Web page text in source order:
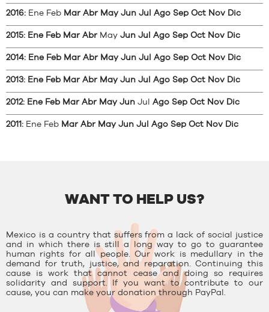
2016: Ene Feb Mar Abr May Jun Jul Ago Sep Oct Nov Dic
2015: Ene Feb Mar Abr May Jun Jul Ago Sep Oct Nov Dic
2014: Ene Feb Mar Abr May Jun Jul Ago Sep Oct Nov Dic
2013: Ene Feb Mar Abr May Jun Jul Ago Sep Oct Nov Dic
2012: Ene Feb Mar Abr May Jun Jul Ago Sep Oct Nov Dic
2011: Ene Feb Mar Abr May Jun Jul Ago Sep Oct Nov Dic
WANT TO HELP US?
Mexico is a country that suffers from a lack of social justice
and in which there is still a long way to go to guarantee
human rights for all people. Our work is medullary in the
demand for truth, justice, and reparation. Continuing this
cause is work that cannot cease and doing so requires
solidarity and support. If you want to contribute to our
cause, you can make your donation through PayPal.